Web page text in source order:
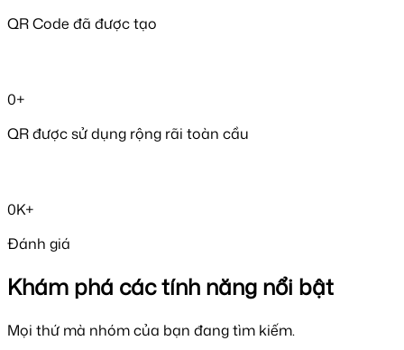
QR Code đã được tạo
0+
QR được sử dụng rộng rãi toàn cầu
0K+
Đánh giá
Khám phá các tính năng nổi bật
Mọi thứ mà nhóm của bạn đang tìm kiếm.